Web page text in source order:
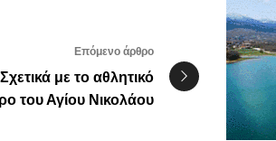
Επόμενο άρθρο
με το αθλητικό
του Αγίου Νικολάου